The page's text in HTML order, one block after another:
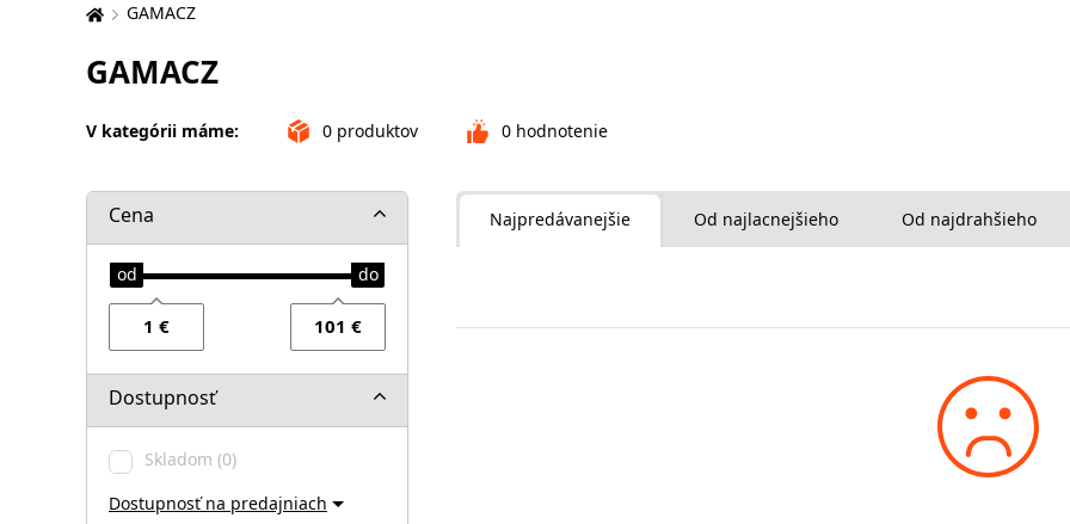
Tu
nachádzate:
GAMACZ
GAMACZ
V kategórii máme: 0 produktov 0 hodnotenie
Cena
Dostupnosť
Skladom (0)
Dostupnosť na predajniach
Najpredávanejšie Od najlacnejšieho Od najdrahšieho